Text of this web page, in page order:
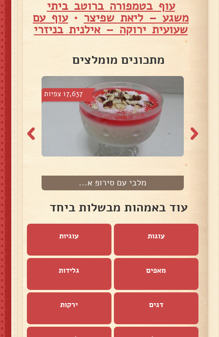
עוף בטמפורה ברוטב ביתי
משגע – ליאת שפיצר •עוף עם
שעועית ירוקה – אילנית בניזרי
מתכונים מומלצים
17,637 צפיות
מלבי עם סירופ א...
עוד באמהות מבשלות ביחד
עוגות עוגיות
מאפים גלידות
דגים ירקות